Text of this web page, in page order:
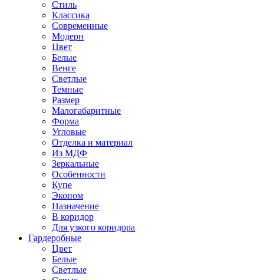
Стиль
Классика
Современные
Модерн
Цвет
Белые
Венге
Светлые
Темные
Размер
Малогабаритные
Форма
Угловые
Отделка и материал
Из МДФ
Зеркальные
Особенности
Купе
Эконом
Назначение
В коридор
Для узкого коридора
Гардеробные
Цвет
Белые
Светлые